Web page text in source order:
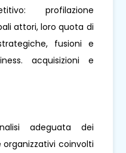
profilazione
attori, loro quota di
fusioni e
acquisizioni e
adeguata dei
coinvolti